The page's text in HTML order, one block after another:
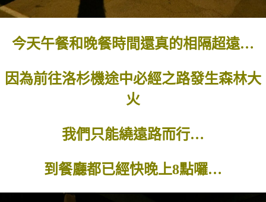
今天午餐和晚餐時間還真的相隔超遠…
因為前往洛杉機途中必經之路發生森林大
火
我們只能繞遠路而行…
到餐廳都已經快晚上8點囉…